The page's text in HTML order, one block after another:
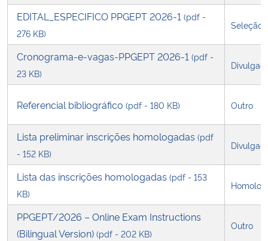
Secretaria de Governo
Gabinete de Segurança Institucional
Advocacia-Geral da União
Banco Central do Brasil
Planalto
EDITAL_ESPECIFICO PPGEPT 2026-1 (pdf -
276 KB)
Seleção
Cronograma-e-vagas-PPGEPT 2026-1 (pdf -
23 KB)
Referencial bibliográfico (pdf - 180 KB) Outro
Lista preliminar inscrições homologadas (pdf
- 152 KB)
Lista das inscrições homologadas (pdf - 153
KB)
PPGEPT/2026 – Online Exam Instructions
(Bilingual Version) (pdf - 202 KB)
Outro